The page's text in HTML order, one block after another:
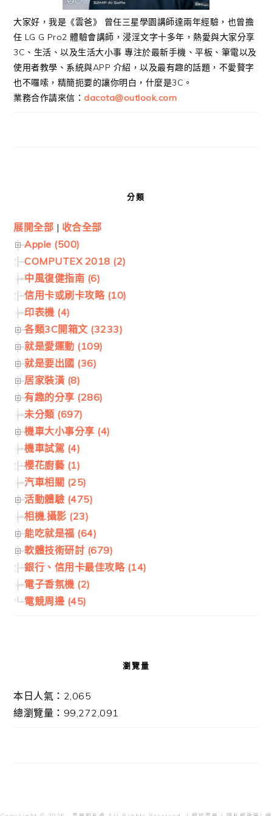
大家好，我是《雲爸》 曾任三星學園講師達兩年經驗，也曾擔
任 LG G Pro2 體驗會講師，浸淫文字十多年，熱愛與大家分享
3C、生活、以及生活大小事 專注於最新手機、平板、筆電以及
使用者教學、系統與APP 介紹，以及最有趣的話題，不愛贅字
也不囉嗦，精簡扼要的讓你明白，什麼是3C。
業務合作請來信： dacota@outlook.com
分類
展開全部 | 收合全部
Apple (500)
COMPUTEX 2018 (2)
中風復健指南 (6)
信用卡或刷卡攻略 (10)
印表機 (4)
各類3C開箱文 (3233)
就是愛運動 (109)
就是要出國 (36)
居家裝潢 (8)
有趣的分享 (286)
未分類 (697)
機車大小事分享 (4)
機車試駕 (4)
櫻花廚藝 (1)
汽車相關 (25)
活動體驗 (475)
相機.攝影 (23)
能吃就是福 (64)
軟體技術研討 (679)
銀行、信用卡最佳攻略 (14)
電子香氛機 (2)
電競周邊 (45)
瀏覽量
本日人氣：2,065
總瀏覽量：99,272,091